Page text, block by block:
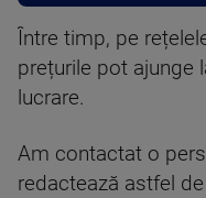
Între timp, pe
prețurile pot ajunge
lucrare.
Am contactat o
redactează astfel